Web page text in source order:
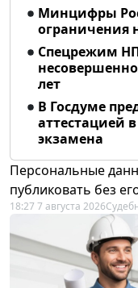
Минцифры
ограничения
Спецрежим
лет
В Госдуме
аттестацией
экзамена
Персональные
публиковать без
18:27 7 августа 2026